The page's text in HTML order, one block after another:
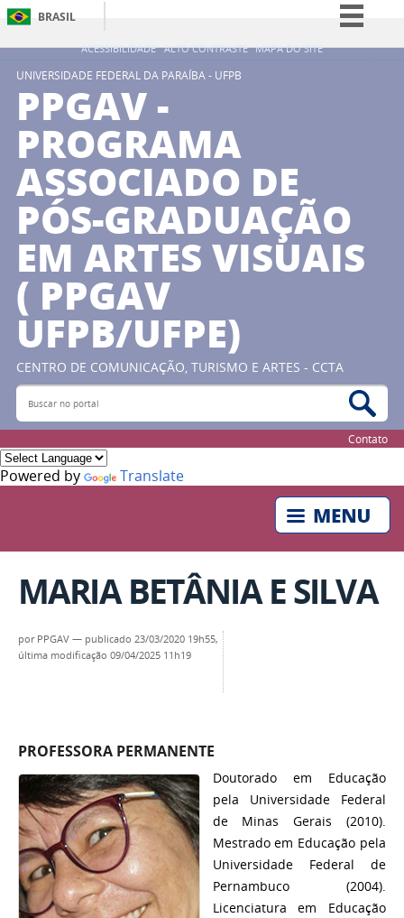
ACESSIBILIDADE ALTO CONTRASTE MAPA DO SITE
BRASIL
Simplifique!
Acesso à informação
Canais
UNIVERSIDADE FEDERAL DA PARAÍBA - UFPB
PPGAV -
PROGRAMA
ASSOCIADO DE
PÓS-GRADUAÇÃO
EM ARTES VISUAIS
( PPGAV
UFPB/UFPE)
CENTRO DE COMUNICAÇÃO, TURISMO E ARTES - CCTA
Buscar no portal
Contato
Powered by Translate
MARIA BETÂNIA E SILVA
por PPGAV — publicado 23/03/2020 19h55,
última modificação 09/04/2025 11h19
PROFESSORA PERMANENTE
Doutorado em Educação
pela Universidade Federal
de Minas Gerais (2010).
Mestrado em Educação pela
Universidade Federal de
Pernambuco (2004).
Licenciatura em Educação